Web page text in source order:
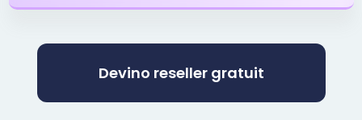
$1.99 $1.96
Devino reseller gratuit